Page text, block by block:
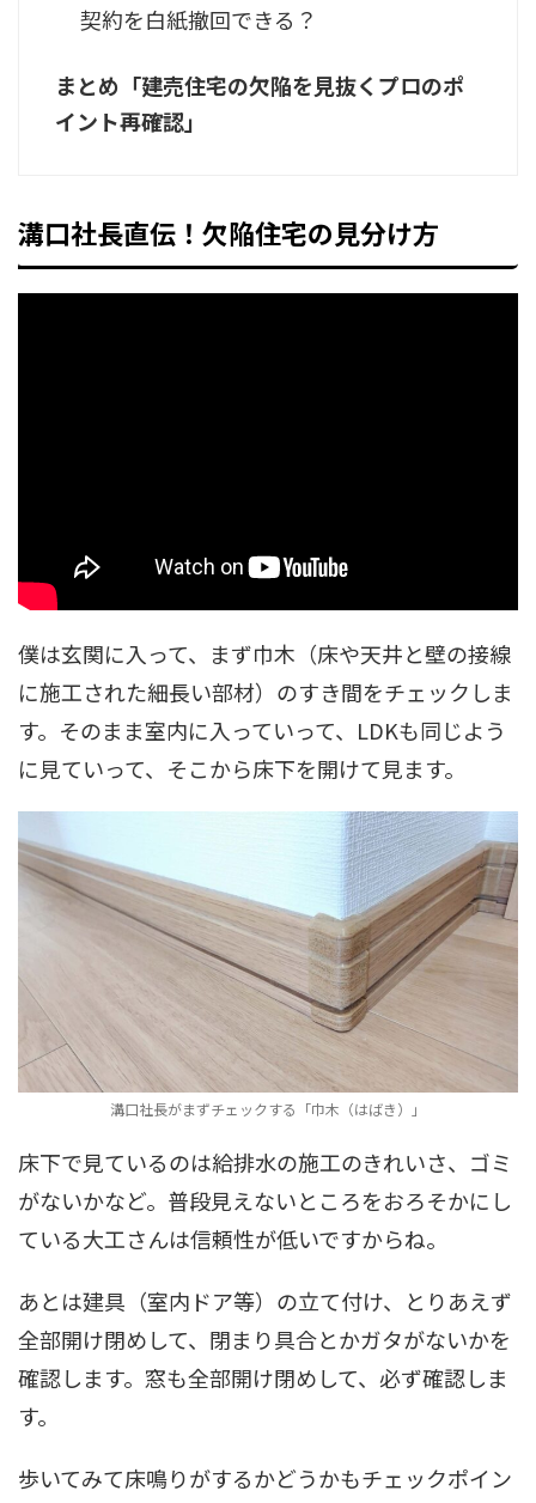
契約を白紙撤回できる？
まとめ「建売住宅の欠陥を見抜くプロのポ
イント再確認」
溝口社長直伝！欠陥住宅の見分け方
僕は玄関に入って、まず巾木（床や天井と壁の接線
に施工された細長い部材）のすき間をチェックしま
す。そのまま室内に入っていって、LDKも同じよう
に見ていって、そこから床下を開けて見ます。
溝口社長がまずチェックする「巾木（はばき）」
床下で見ているのは給排水の施工のきれいさ、ゴミ
がないかなど。普段見えないところをおろそかにし
ている大工さんは信頼性が低いですからね。
あとは建具（室内ドア等）の立て付け、とりあえず
全部開け閉めして、閉まり具合とかガタがないかを
確認します。窓も全部開け閉めして、必ず確認しま
す。
歩いてみて床鳴りがするかどうかもチェックポイン